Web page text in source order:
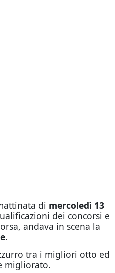
di mercoledì 13
dei concorsi e
andava in scena la
.
tra i migliori otto ed
migliorato.